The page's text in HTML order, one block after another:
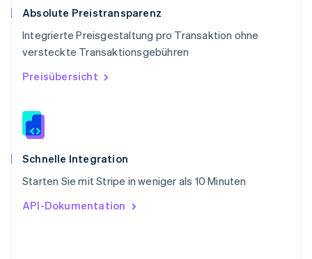
Absolute Preistransparenz
Integrierte Preisgestaltung pro Transaktion ohne
versteckte Transaktionsgebühren
Preisübersicht
Schnelle Integration
Starten Sie mit Stripe in weniger als 10 Minuten
API-Dokumentation
Slowakei
Slowenien
EnglishItaliano
Sonderverwaltungsregion Hongkong,
Spanien
Thailand
ไทยEnglish
English
English